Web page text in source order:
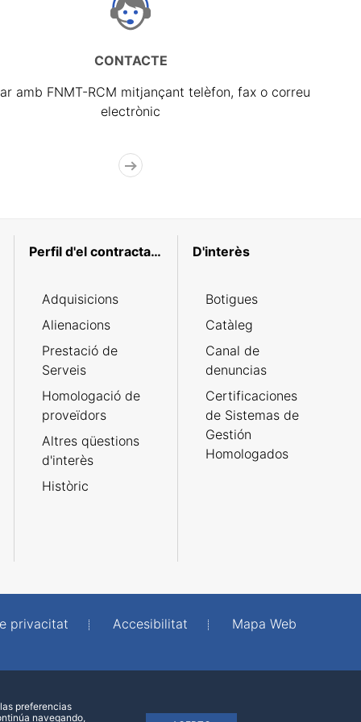
CONTACTE
amb FNMT-RCM mitjançant telèfon, fax o correu
electrònic
Perfil d'el contractant
Adquisicions
Alienacions
Prestació de
Serveis
Homologació de
proveïdors
Altres qüestions
d'interès
Històric
D'interès
Botigues
Catàleg
Canal de
denuncias
Certificaciones
de Sistemas de
Gestión
Homologados
privacitat Accesibilitat
Mapa Web
preferencias
navegando,